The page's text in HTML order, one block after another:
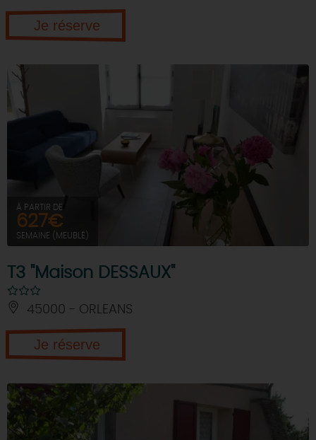
Je réserve
À PARTIR DE
627€
SEMAINE (MEUBLÉ)
T3 "Maison DESSAUX"
45000 - ORLEANS
Je réserve